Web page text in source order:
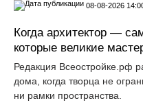
08-08-2026
Когда архитектор —
которые великие
Редакция Всеостройке.рф
дома, когда творца не
ни рамки пространства.